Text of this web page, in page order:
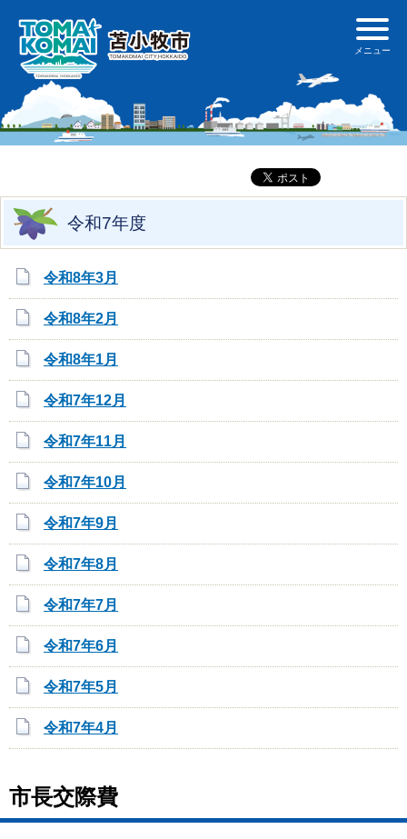
令和7年度
令和8年3月
令和8年2月
令和8年1月
令和7年12月
令和7年11月
令和7年10月
令和7年9月
令和7年8月
令和7年7月
令和7年6月
令和7年5月
令和7年4月
市長交際費